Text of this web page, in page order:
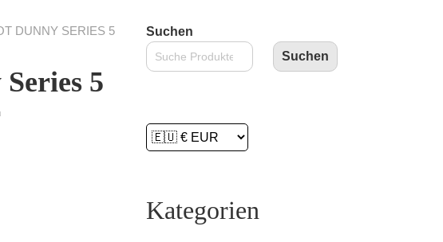
DUNNY SERIES 5
5
Suchen
Suchen
Kategorien